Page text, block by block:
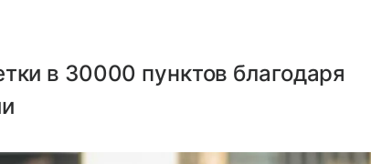
в 30000 пунктов благодаря